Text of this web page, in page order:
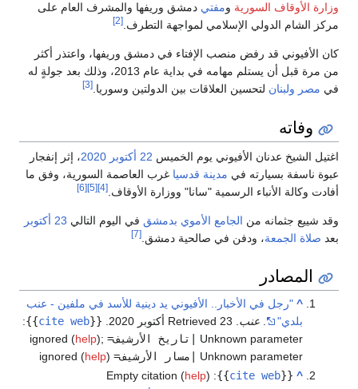
وزارة الأوقاف السورية ومفتي دمشق وريفها والمشرف العام على
مركز الشام الدولي الإسلامي لمواجهة التطرف.[2]
كان الأفيوني قد رفض منصب الإفتاء في دمشق وريفها، واعتذر أكثر
من مرة قبل أن يستلم مهامه في بداية عام 2013، وذلك بعد جولةٍ له
في مصر ولبنان لتحسين العلاقات بين الدولتين وسوريا.[3]
وفاته
اغتيل الشيخ عدنان الأفيوني يوم الخميس 22 أكتوبر 2020، إثر إنفجار
عبوة ناسفة بسيارته في مدينة قدسيا غرب العاصمة السورية، وفق ما
أفادت وكالة الأنباء الرسمية "سانا" ووزارة الأوقاف. [4]
[5]
[6]
وقد شييع جثمانه من الجامع الأموي بدمشق في اليوم التالي 23 أكتوبر
بعد صلاة الجمعة، ودفن في صالحية دمشق. [7]
المصادر
^ "رجل في الأخبار.. الأفيوني يد دينية للأسد في ملفين - عنب
بلدي"
. عنب. Retrieved 23 أكتوبر 2020 .
{{
cite web
}}
:
Unknown parameter
|تاريخ الأرشيف=ignored (
help);
Unknown parameter
|مسار الأرشيف=ignored (
help)
^
{{
cite web
}}
:
Empty citation (help)